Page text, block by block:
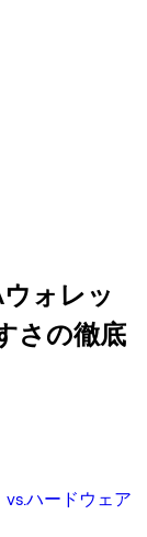
ォレッ
さの徹底
ハードウェア